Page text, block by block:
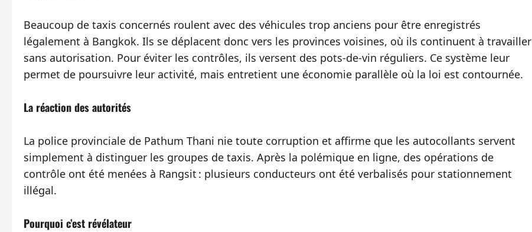
Beaucoup de taxis concernés roulent avec des véhicules trop anciens pour être enregistrés
légalement à Bangkok. Ils se déplacent donc vers les provinces voisines, où ils continuent à travailler
sans autorisation. Pour éviter les contrôles, ils versent des pots‑de‑vin réguliers. Ce système leur
permet de poursuivre leur activité, mais entretient une économie parallèle où la loi est contournée.
La réaction des autorités
La police provinciale de Pathum Thani nie toute corruption et affirme que les autocollants servent
simplement à distinguer les groupes de taxis. Après la polémique en ligne, des opérations de
contrôle ont été menées à Rangsit : plusieurs conducteurs ont été verbalisés pour stationnement
illégal.
Pourquoi c’est révélateur